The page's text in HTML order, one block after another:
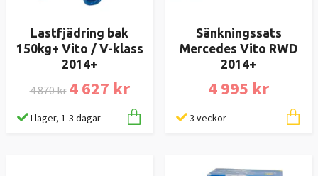
Lastfjädring bak
150kg+ Vito / V-klass
2014+
4 870 kr 4 627 kr
I lager, 1-3 dagar
Sänkningssats
Mercedes Vito RWD
2014+
4 995 kr
3 veckor